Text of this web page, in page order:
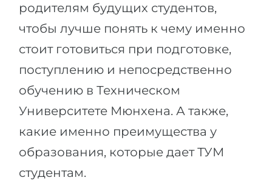
родителям будущих студентов,
чтобы лучше понять к чему именно
стоит готовиться при подготовке,
поступлению и непосредственно
обучению в Техническом
Университете Мюнхена. А также,
какие именно преимущества у
образования, которые дает ТУМ
студентам.